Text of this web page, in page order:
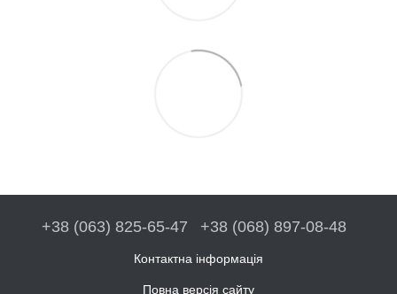
+38 (063) 825-65-47 +38 (068) 897-08-48
Контактна інформація
Повна версія сайту